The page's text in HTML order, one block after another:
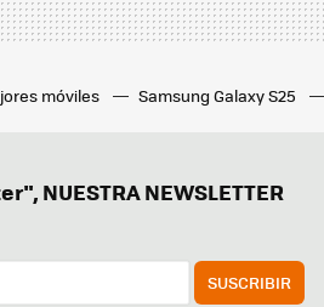
móviles Samsung Galaxy S25
NUESTRA NEWSLETTER
SUSCRIBIR